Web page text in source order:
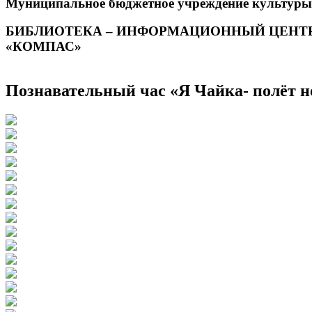
Муниципальное бюджетное учреждение культуры
БИБЛИОТЕКА – ИНФОРМАЦИОННЫЙ
«КОМПАС»
Познавательный час «Я Чайка- полёт